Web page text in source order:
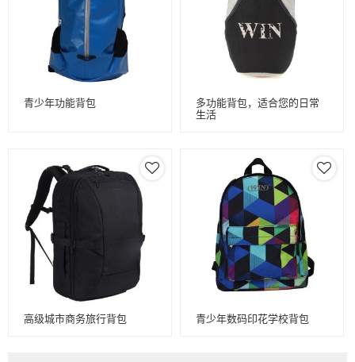
青少年功能背包
多功能背包，适合您的日常
生活
高级城市商务旅行背包 青少年数码印花学校背包